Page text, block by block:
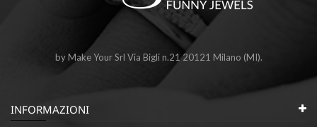
by Make Your Srl Via Bigli n.21 20121 Milano (MI).
INFORMAZIONI